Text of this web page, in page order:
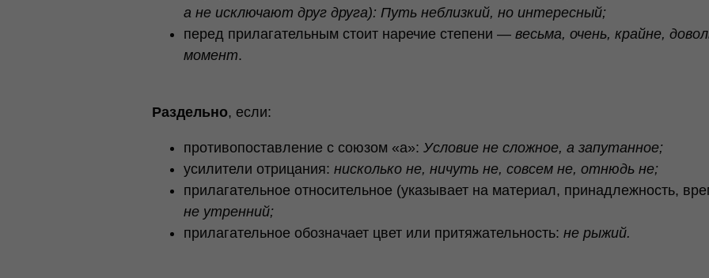
а не исключают друг друга): Путь неблизкий, но интересный;
перед прилагательным стоит наречие степени — весьма, очень, крайне,
момент.
Раздельно, если:
противопоставление с союзом «а»: Условие не сложное, а запутанное;
усилители отрицания: нисколько не, ничуть не, совсем не, отнюдь не;
прилагательное относительное (указывает на материал, принадлежность,
не утренний;
прилагательное обозначает цвет или притяжательность: не рыжий.